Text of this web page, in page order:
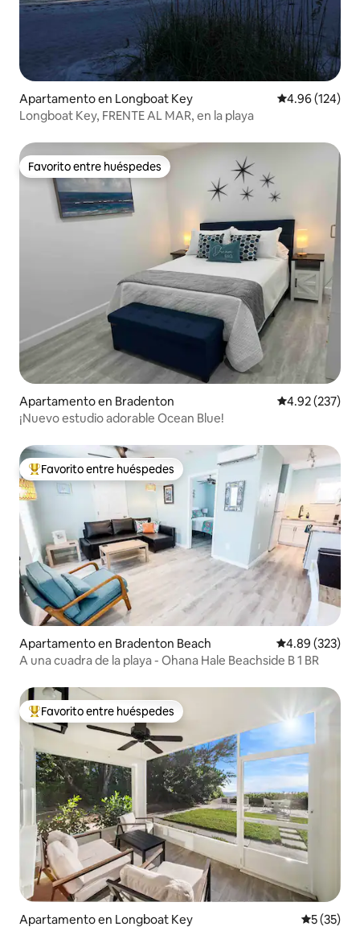
Apartamento en Longboat Key Calificación
4.96 (124)
Longboat Key, FRENTE AL MAR, en la playa
Favorito entre huéspedes
Favorito entre huéspedes
Apartamento en Bradenton Calificación
4.92 (237)
¡Nuevo estudio adorable Ocean Blue!
Favorito entre huéspedes preferido
Favorito entre huéspedes
Apartamento en Bradenton Beach Calificación
4.89 (323)
A una cuadra de la playa - Ohana Hale Beachside B 1 BR
Favorito entre huéspedes preferido
Favorito entre huéspedes
Apartamento en Longboat Key
5 (35)